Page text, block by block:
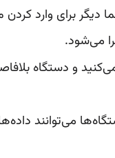
برای وارد کردن
و دستگاه
می‌توانند